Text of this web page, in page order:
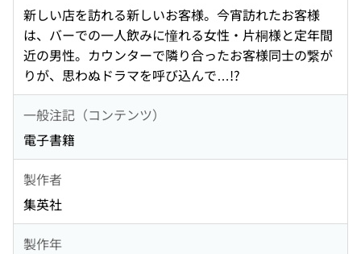
新しい店を訪れる新しいお客様。今宵訪れたお客様
は、バーでの一人飲みに憧れる女性・片桐様と定年間
近の男性。カウンターで隣り合ったお客様同士の繋が
りが、思わぬドラマを呼び込んで…!?
一般注記（コンテンツ）
電子書籍
製作者
集英社
製作年